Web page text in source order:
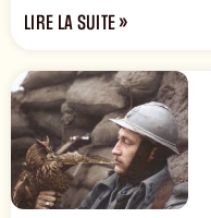
LIRE LA SUITE »